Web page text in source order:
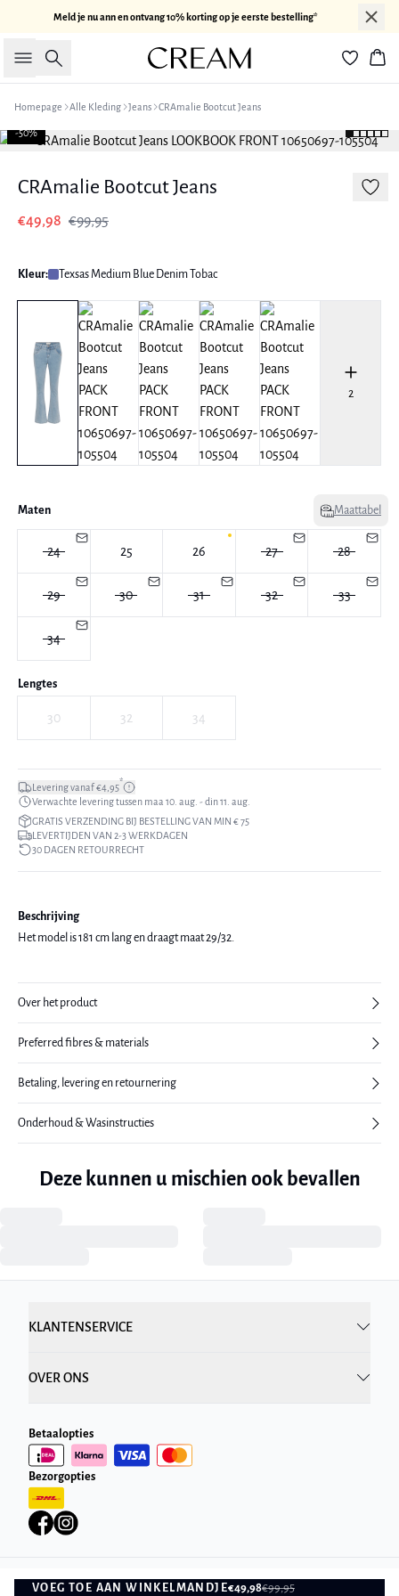
Meld je nu ann en ontvang 10% korting op je eerste bestelling*
Zoeken
Homepage Alle Kleding Jeans CRAmalie Bootcut Jeans
-50%
CRAmalie Bootcut Jeans
€49,98 €99,95
Kleur: Texsas Medium Blue Denim Tobac
2
Maten Maattabel
24 25 26 27 28
29 30 31 32 33
34
Lengtes
30 32 34
Levering vanaf €4,95*
Verwachte levering tussen maa 10. aug. - din 11. aug.
GRATIS VERZENDING BIJ BESTELLING VAN MIN € 75
LEVERTIJDEN VAN 2-3 WERKDAGEN
30 DAGEN RETOURRECHT
VOEG TOE AAN WINKELMANDJE€49,98€99,95
Beschrijving
Het model is 181 cm lang en draagt maat 29/32.
Over het product
Preferred fibres & materials
Betaling, levering en retournering
Onderhoud & Wasinstructies
Deze kunnen u mischien ook bevallen
KLANTENSERVICE
OVER ONS
Betaalopties
Bezorgopties
Privacybeleid Algemene Voorwaarden